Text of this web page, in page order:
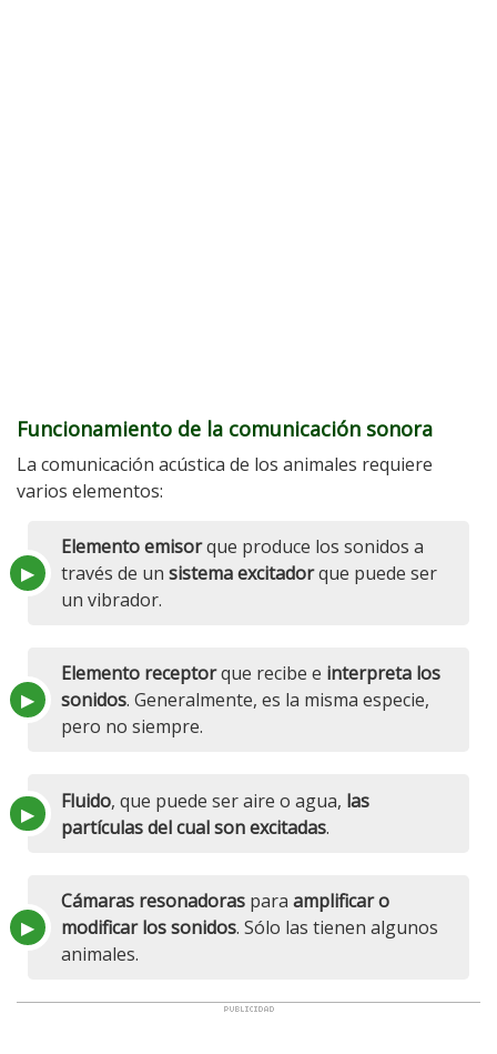
Funcionamiento de la comunicación sonora
La comunicación acústica de los animales requiere
varios elementos:
Elemento emisorque produce los sonidos a
través de unsistema excitadorque puede ser
un vibrador.
Elemento receptorque recibe e interpreta los
sonidos. Generalmente, es la misma especie,
pero no siempre.
Fluido, que puede ser aire o agua, las
partículas del cual son excitadas.
Cámaras resonadoras paraamplificar o
modificar los sonidos. Sólo las tienen algunos
animales.